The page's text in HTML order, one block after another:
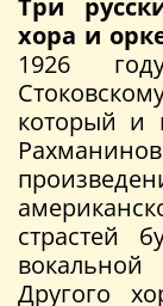
хора и
1926
который и
страстей
Другого